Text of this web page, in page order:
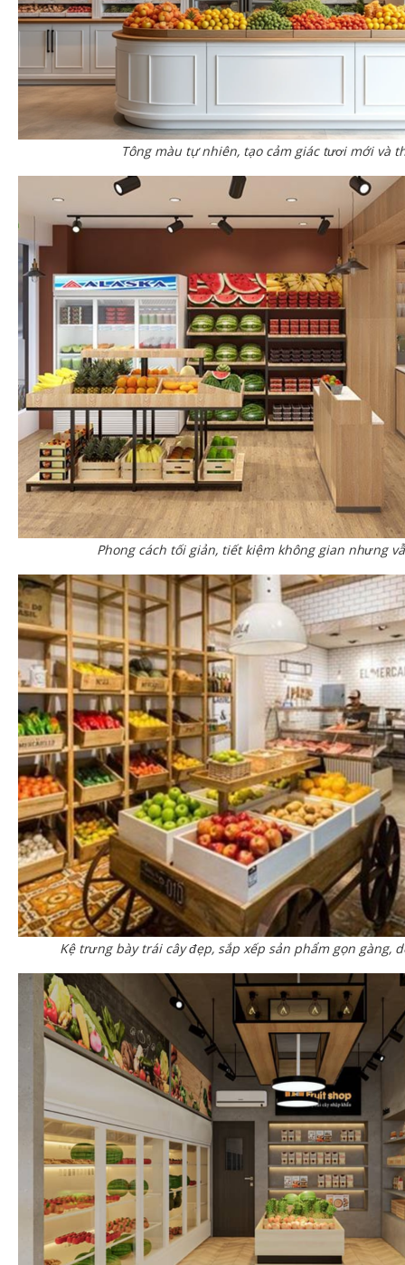
Tông màu tự nhiên, tạo cảm giác tươi mới và
Phong cách tối giản, tiết kiệm không gian nhưng
Kệ trưng bày trái cây đẹp, sắp xếp sản phẩm gọn gàng,